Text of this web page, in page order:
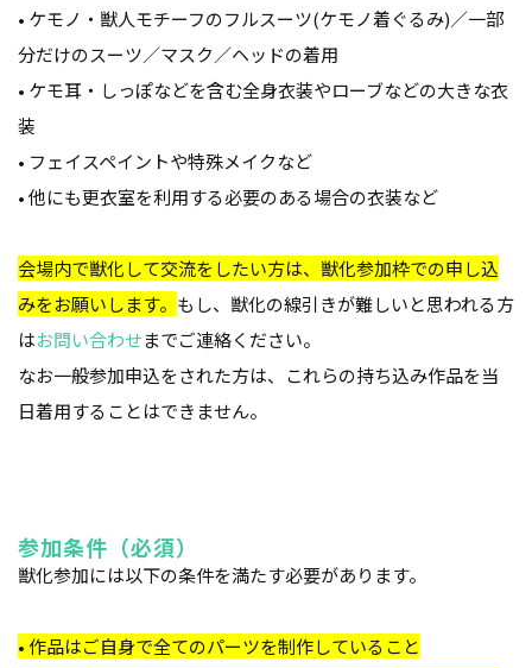
• ケモノ・獣人モチーフのフルスーツ(ケモノ着ぐるみ)／一部
分だけのスーツ／マスク／ヘッドの着用
• ケモ耳・しっぽなどを含む全身衣装やローブなどの大きな衣
装
• フェイスペイントや特殊メイクなど
•他にも更衣室を利用する必要のある場合の衣装など
会場内で獣化して交流をしたい方は、獣化参加枠での申し込
みをお願いします。 もし、獣化の線引きが難しいと思われる方
はお問い合わせまでご連絡ください。
なお一般参加申込をされた方は、これらの持ち込み作品を当
日着用することはできません。
参加条件（必須）
獣化参加には以下の条件を満たす必要があります。
• 作品はご自身で全てのパーツを制作していること